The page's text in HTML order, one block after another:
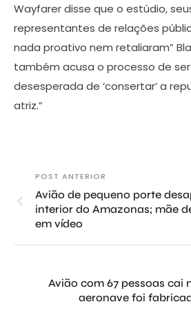
Wayfarer disse que o estúdio,
representantes de relações
nada proativo nem retaliaram”
também acusa o processo de
desesperada de ‘consertar’ a
atriz.”
POST ANTERIOR
Avião de pequeno porte
interior do Amazonas; mãe
em vídeo
Avião com 67 pessoas cai
aeronave foi